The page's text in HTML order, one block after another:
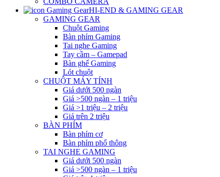
HI-END & GAMING GEAR
GAMING GEAR
Chuột Gaming
Bàn phím Gaming
Tai nghe Gaming
Tay cầm – Gamepad
Bàn ghế Gaming
Lót chuột
CHUỘT MÁY TÍNH
Giá dưới 500 ngàn
Giá >500 ngàn – 1 triệu
Giá >1 triệu – 2 triệu
Giá trên 2 triệu
BÀN PHÍM
Bàn phím cơ
Bàn phím phổ thông
TAI NGHE GAMING
Giá dưới 500 ngàn
Giá >500 ngàn – 1 triệu